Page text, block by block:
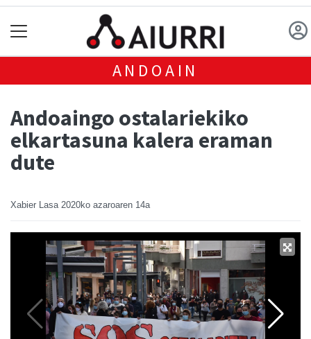
ANDOAIN
Andoaingo ostalariekiko
elkartasuna kalera eraman
dute
Xabier Lasa 2020ko azaroaren 14a